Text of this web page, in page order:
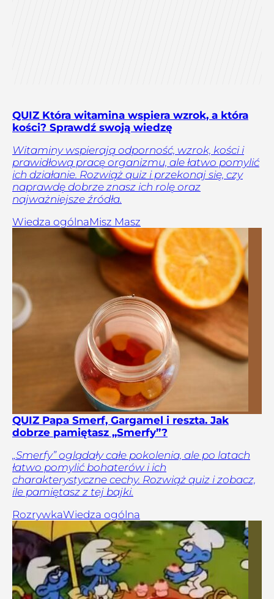
QUIZ Która witamina wspiera wzrok, a która
kości? Sprawdź swoją wiedzę
Witaminy wspierają odporność, wzrok, kości i
prawidłową pracę organizmu, ale łatwo pomylić
ich działanie. Rozwiąż quiz i przekonaj się, czy
naprawdę dobrze znasz ich rolę oraz
najważniejsze źródła.
Wiedza ogólnaMisz Masz
QUIZ Papa Smerf, Gargamel i reszta. Jak
dobrze pamiętasz „Smerfy”?
„Smerfy” oglądały całe pokolenia, ale po latach
łatwo pomylić bohaterów i ich
charakterystyczne cechy. Rozwiąż quiz i zobacz,
ile pamiętasz z tej bajki.
RozrywkaWiedza ogólna